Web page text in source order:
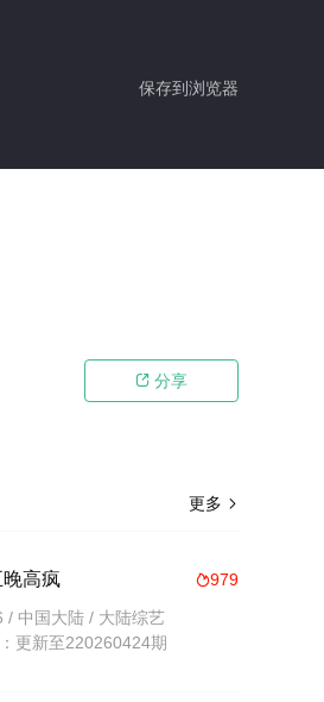
保存到浏览器
 分享
更多 
979
晚高疯
/ 中国大陆 / 大陆综艺
更新至220260424期